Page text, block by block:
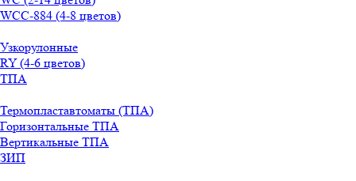
WСС-884 (4-8 цветов)
Узкорулонные
RY (4-6 цветов)
ТПА
Термопластавтоматы (ТПА)
Горизонтальные ТПА
Вертикальные ТПА
ЗИП